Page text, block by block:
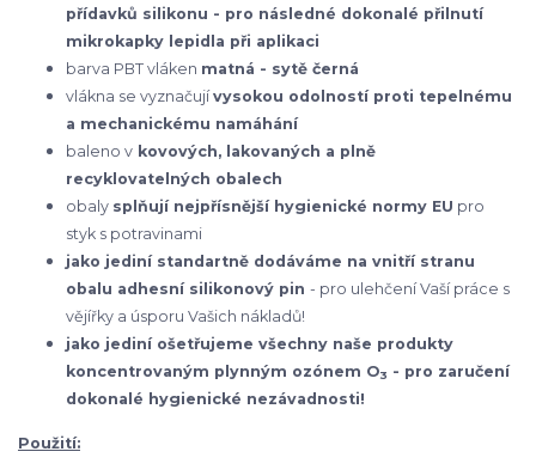
přídavků silikonu - pro následné dokonalé přilnutí
mikrokapky lepidla při aplikaci
barva PBT vláken matná - sytě černá
vlákna se vyznačujívysokou odolností proti tepelnému
a mechanickému namáhání
baleno v kovových, lakovaných a plně
recyklovatelných obalech
obaly splňují nejpřísnější hygienické normy EU pro
styk s potravinami
jako jediní standartně dodáváme na vnitří stranu
obalu adhesní silikonový pin - pro ulehčení Vaší práce s
vějířky a úsporu Vašich nákladů!
jako jediní ošetřujeme všechny naše produkty
koncentrovaným plynným ozónem O3 - pro zaručení
dokonalé hygienické nezávadnosti!
Použití: